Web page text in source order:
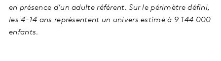
en présence d’un adulte référent. Sur le périmètre défini,
les 4-14 ans représentent un univers estimé à 9 144 000
enfants.